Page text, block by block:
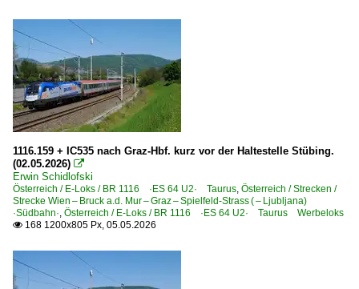
1116.159 + IC535 nach Graz-Hbf. kurz vor der Haltestelle Stübing.
(02.05.2026) 
Erwin Schidlofski
Österreich / E-Loks / BR 1116 ·ES 64 U2· Taurus Österreich / Strecken /
Strecke Wien – Bruck a.d. Mur – Graz – Spielfeld-Strass ( – Ljubljana)
·Südbahn· Österreich / E-Loks / BR 1116 ·ES 64 U2· Taurus Werbeloks
 168 1200x805 Px, 05.05.2026